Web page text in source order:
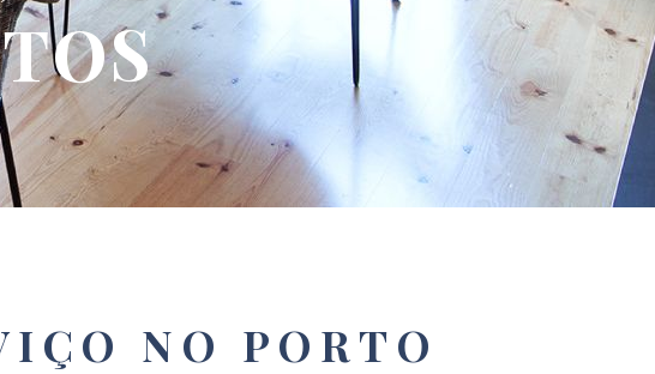
NO PORTO